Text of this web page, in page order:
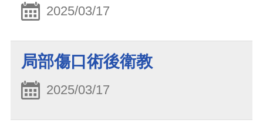
2025/03/17
局部傷口術後衛教
2025/03/17